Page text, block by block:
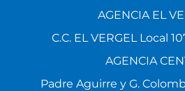
AGENCIA EL
C.C. EL VERGEL Local
AGENCIA
Padre Aguirre y G.